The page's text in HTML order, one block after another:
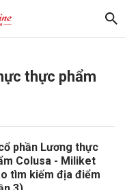
thực phẩm
phần Lương thực
Colusa - Miliket
tìm kiếm địa điểm